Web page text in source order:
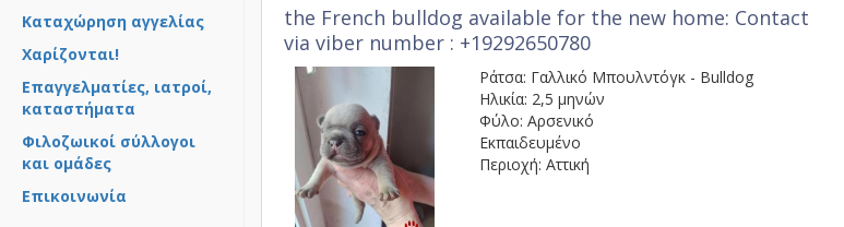
Καταχώρηση αγγελίας
Χαρίζονται!
Επαγγελματίες, ιατροί,
καταστήματα
Φιλοζωικοί σύλλογοι
και ομάδες
Επικοινωνία
the French bulldog available for the new home: Contact
via viber number : +19292650780
Ράτσα: Γαλλικό Μπουλντόγκ - Bulldog
Ηλικία: 2,5 μηνών
Φύλο: Αρσενικό
Εκπαιδευμένο
Περιοχή: Αττική